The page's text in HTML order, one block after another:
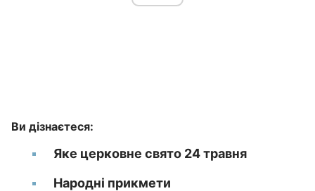
Ви дізнаєтеся:
Яке церковне свято 24 травня
Народні прикмети